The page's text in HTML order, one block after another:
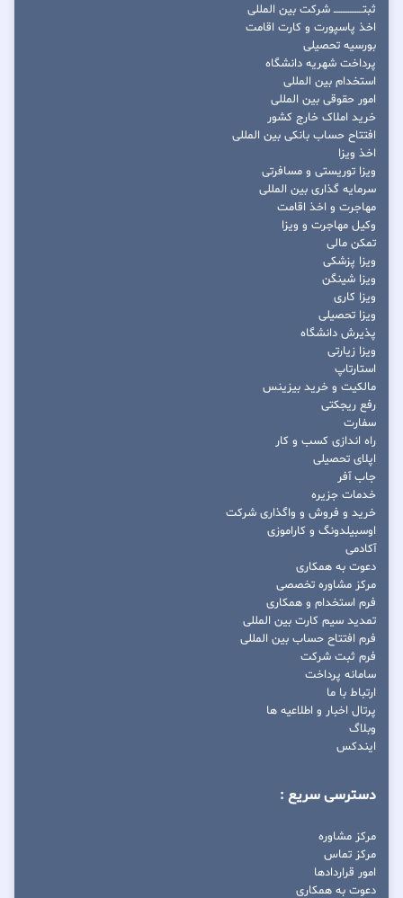
ثبتــــــــــــــــ شرکت بین المللی
اخذ پاسپورت و کارت اقامت
بورسیه تحصیلی
پرداخت شهریه دانشگاه
استخدام بین المللی
امور حقوقی بین المللی
خرید املاک خارج کشور
افتتاح حساب بانکی بین المللی
اخذ ویزا
ویزا توریستی و مسافرتی
سرمایه گذاری بین المللی
مهاجرت و اخذ اقامت
وکیل مهاجرت و ویزا
تمکن مالی
ویزا پزشکی
ویزا شینگن
ویزا کاری
ویزا تحصیلی
پذیرش دانشگاه
ویزا زیارتی
استارتاپ
مالکیت و خرید بیزینس
رفع ریجکتی
سفارت
راه اندازی کسب و کار
اپلای تحصیلی
جاب آفر
خدمات جزیره
خرید و فروش و واگذاری شرکت
اوسبیلدونگ و کاراموزی
آکادمی
دعوت به همکاری
مرکز مشاوره تخصصی
فرم استخدام و همکاری
تمدید سیم کارت بین المللی
فرم افتتاح حساب بین المللی
فرم ثبت شرکت
سامانه پرداخت
ارتباط با ما
پرتال اخبار و اطلاعیه ها
وبلاگ
ایندکس
دسترسی سریع :
مرکز مشاوره
مرکز تماس
امور قراردادها
دعوت به همکاری